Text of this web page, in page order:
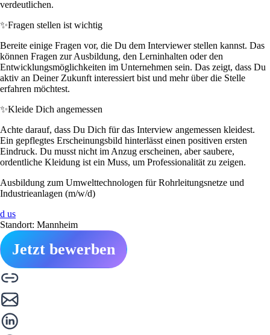
verdeutlichen.
✨Fragen stellen ist wichtig
Bereite einige Fragen vor, die Du dem Interviewer stellen kannst. Das
können Fragen zur Ausbildung, den Lerninhalten oder den
Entwicklungsmöglichkeiten im Unternehmen sein. Das zeigt, dass Du
aktiv an Deiner Zukunft interessiert bist und mehr über die Stelle
erfahren möchtest.
✨Kleide Dich angemessen
Achte darauf, dass Du Dich für das Interview angemessen kleidest.
Ein gepflegtes Erscheinungsbild hinterlässt einen positiven ersten
Eindruck. Du musst nicht im Anzug erscheinen, aber saubere,
ordentliche Kleidung ist ein Muss, um Professionalität zu zeigen.
Ausbildung zum Umwelttechnologen für Rohrleitungsnetze und
Industrieanlagen (m/w/d)
d us
Standort: Mannheim
Jetzt bewerben